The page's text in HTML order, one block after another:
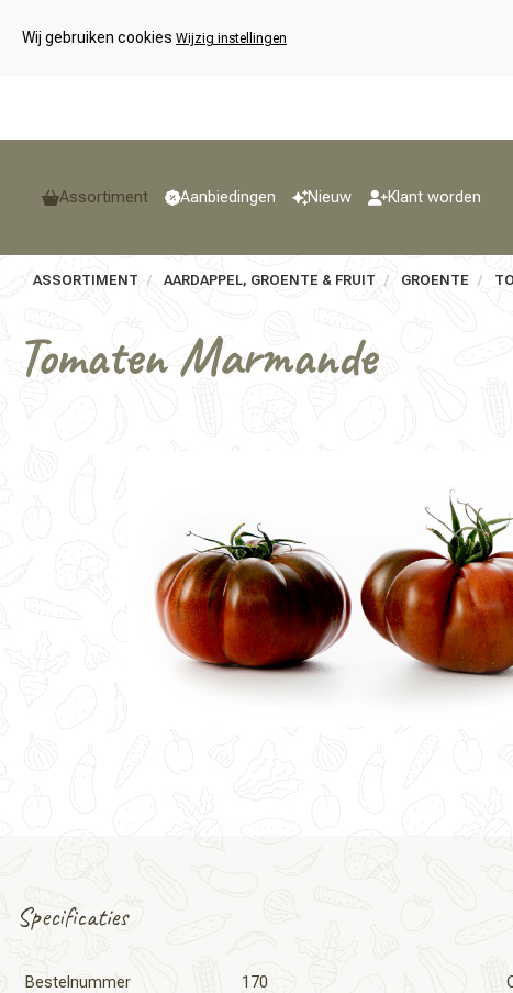
Assortiment Aanbiedingen Nieuw Klant worden
ASSORTIMENT AARDAPPEL, GROENTE & FRUIT GROENTE
Tomaten Marmande
Specificaties
Bestelnummer 170
Wij gebruiken cookies Wijzig instellingen